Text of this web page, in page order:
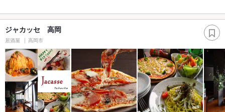
ジャカッセ 高岡
居酒屋 高岡市